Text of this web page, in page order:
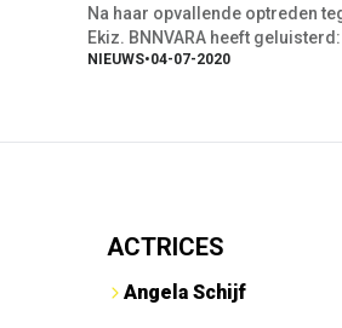
Na haar opvallende optreden
Ekiz. BNNVARA heeft
NIEUWS•04-07-2020
ACTRICES
Angela Schijf